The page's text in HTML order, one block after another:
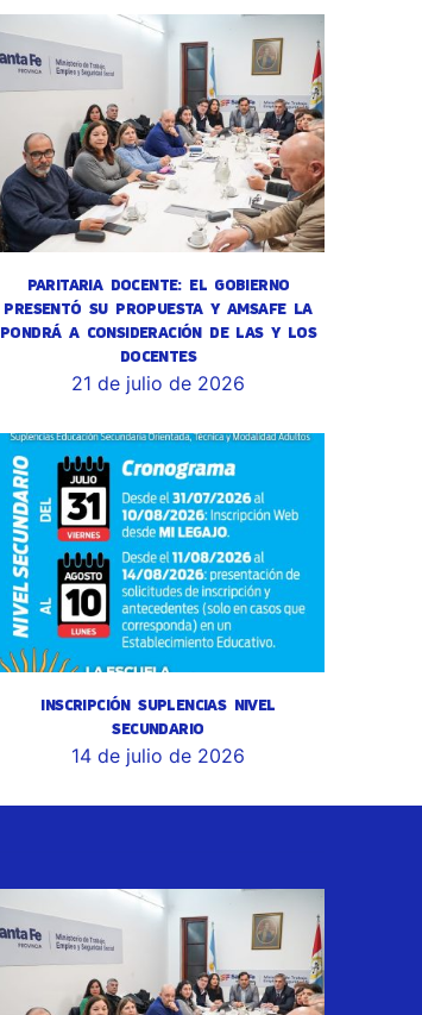
PARITARIA DOCENTE: EL GOBIERNO
PRESENTÓ SU PROPUESTA Y AMSAFE LA
PONDRÁ A CONSIDERACIÓN DE LAS Y LOS
DOCENTES
21 de julio de 2026
INSCRIPCIÓN SUPLENCIAS NIVEL
SECUNDARIO
14 de julio de 2026